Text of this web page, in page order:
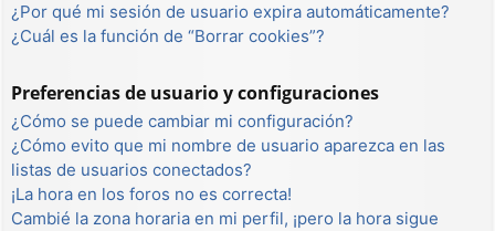
¿Por qué mi sesión de usuario expira automáticamente?
¿Cuál es la función de “Borrar cookies”?
Preferencias de usuario y configuraciones
¿Cómo se puede cambiar mi configuración?
¿Cómo evito que mi nombre de usuario aparezca en las
listas de usuarios conectados?
¡La hora en los foros no es correcta!
Cambié la zona horaria en mi perfil, ¡pero la hora sigue